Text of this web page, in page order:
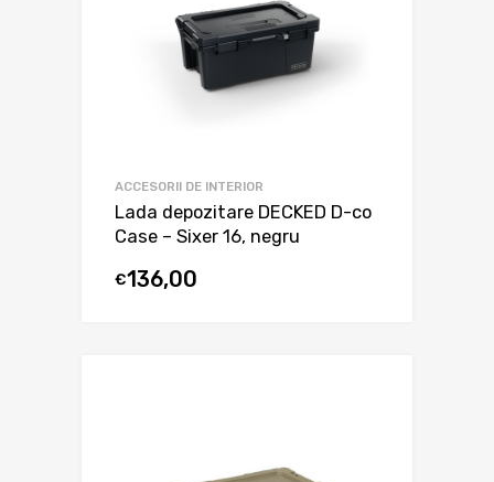
ACCESORII DE INTERIOR
Lada depozitare DECKED D-co
Case – Sixer 16, negru
€136,00